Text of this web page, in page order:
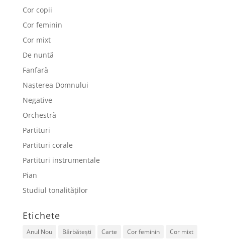
Cor copii
Cor feminin
Cor mixt
De nuntă
Fanfară
Nașterea Domnului
Negative
Orchestră
Partituri
Partituri corale
Partituri instrumentale
Pian
Studiul tonalităților
Etichete
Anul Nou Bărbătești Carte Cor feminin Cor mixt